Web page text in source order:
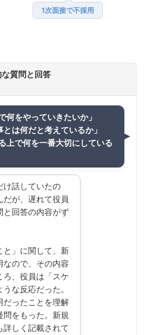
1次面接で不採用
質問と回答
何をやっていきたいか」
とは何だと考えているか」
上で何を一番大切にしている
け話していたの
だが、遅れて役員
と回答の内容がず
と」に関して、新
なので、その内容
ろ、役員は「スケ
な反応だった。
だったことを理解
問をもった。新規
詳しく記載されて